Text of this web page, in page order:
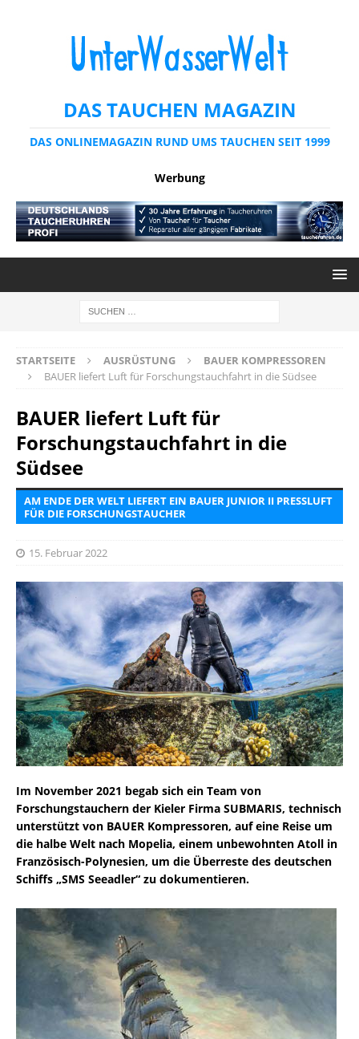
DAS TAUCHEN MAGAZIN
DAS ONLINEMAGAZIN RUND UMS TAUCHEN SEIT 1999
Werbung
STARTSEITE AUSRÜSTUNG
BAUER KOMPRESSOREN
BAUER liefert Luft für Forschungstauchfahrt in die Südsee
BAUER liefert Luft für
Forschungstauchfahrt in die
Südsee
AM ENDE DER WELT LIEFERT EIN BAUER JUNIOR II PRESSLUFT
FÜR DIE FORSCHUNGSTAUCHER
15. Februar 2022
Im November 2021 begab sich ein Team von
Forschungstauchern der Kieler Firma SUBMARIS, technisch
unterstützt von BAUER Kompressoren, auf eine Reise um
die halbe Welt nach Mopelia, einem unbewohnten Atoll in
Französisch-Polynesien, um die Überreste des deutschen
Schiffs „SMS Seeadler“ zu dokumentieren.